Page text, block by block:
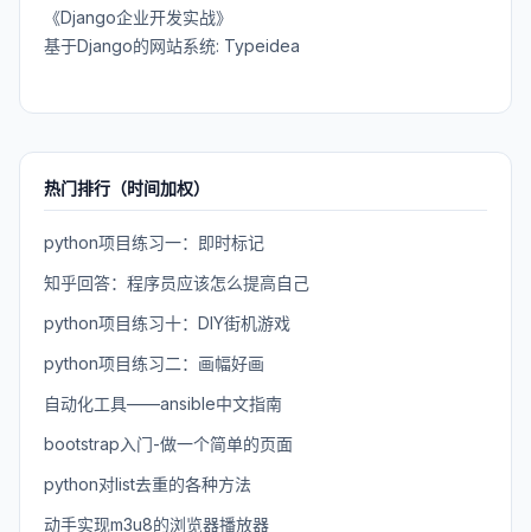
《Django企业开发实战》
基于Django的网站系统: Typeidea
热门排行（时间加权）
python项目练习一：即时标记
知乎回答：程序员应该怎么提高自己
python项目练习十：DIY街机游戏
python项目练习二：画幅好画
自动化工具——ansible中文指南
bootstrap入门-做一个简单的页面
python对list去重的各种方法
动手实现m3u8的浏览器播放器